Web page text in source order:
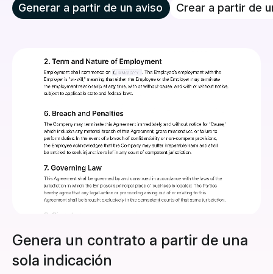
Generar a partir de un aviso Crear a partir de
Genera un contrato a partir de una
sola indicación